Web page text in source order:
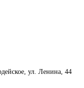
ул. Ленина, 44